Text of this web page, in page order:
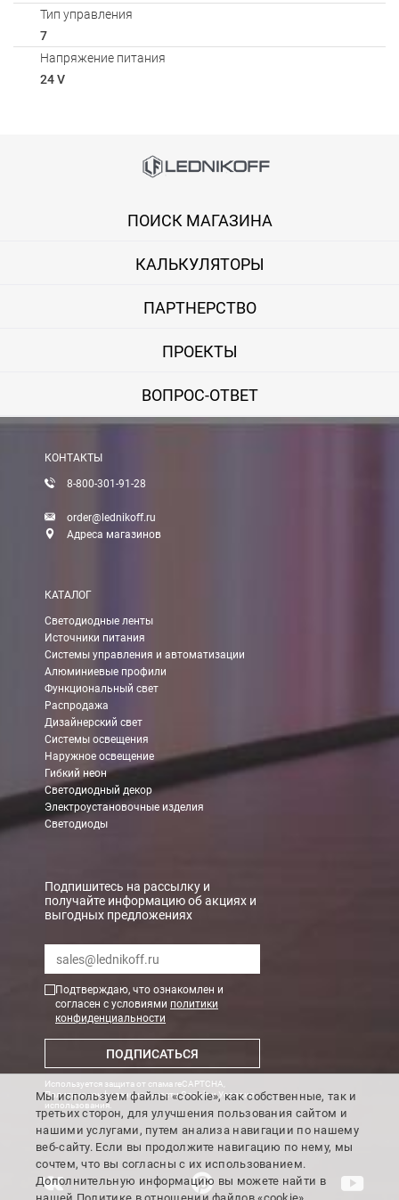
Тип управления
7
Напряжение питания
24 V
Вы можете оплатить покупку на сайте банковской картой
Оплата при получении
Вы можете оплатить заказ непосредственно при получении
Вы можете оплатить заказ по выставленному счету в любом
Доставка:
Вы можете самостоятельно забрать заказ в одном из наших
В Москве (внутри МКАД)
БЕСПЛАТНАЯ доставка при сумме заказа от 7000 руб.
При заказе менее 7000 руб. стоимость доставки 750 руб.
В Москве и МО (за МКАД)
При заказе от 7000 руб. стоимость доставки равна 30 руб.
При заказе менее 7000 руб. стоимость доставки 750 руб. +
БЕСПЛАТНАЯ доставка при сумме заказа от 7000 руб.
При заказе менее 7000 руб. стоимость доставки
Boxberry
Мы можем доставить ваши заказы сервисом компании
Транспортные компании
Мы можем отправить ваш заказ транспортной компанией в
Доставка до ТК от 7000 руб. БЕСПЛАТНО.
При заказе менее 7000 руб. стоимость доставки до ТК 750 руб.
Стоимость доставки ТК до Вашего пункта назначения Вы
Подробнее обоплате и доставке
ПОИСК МАГАЗИНА
КАЛЬКУЛЯТОРЫ
ПАРТНЕРСТВО
ПРОЕКТЫ
ВОПРОС-ОТВЕТ
КОНТАКТЫ
8-800-301-91-28
order@lednikoff.ru
Адреса магазинов
КАТАЛОГ
Светодиодные ленты
Источники питания
Системы управления и автоматизации
Алюминиевые профили
Функциональный свет
Распродажа
Дизайнерский свет
Системы освещения
Наружное освещение
Гибкий неон
Светодиодный декор
Электроустановочные изделия
Светодиоды
Подпишитесь на рассылку и
получайте информацию об акциях и
выгодных предложениях
Подтверждаю, что ознакомлен и
согласен с условиями политики
конфиденциальности
ПОДПИСАТЬСЯ
Используется защита от спама reCAPTCHA,
Политика конфиденциальности GoogleиУсловия
использования
Мы используем файлы «cookie», как собственные, так и
третьих сторон, для улучшения пользования сайтом и
нашими услугами, путем анализа навигации по нашему
веб-сайту. Если вы продолжите навигацию по нему, мы
сочтем, что вы согласны с их использованием.
Дополнительную информацию вы можете найти в